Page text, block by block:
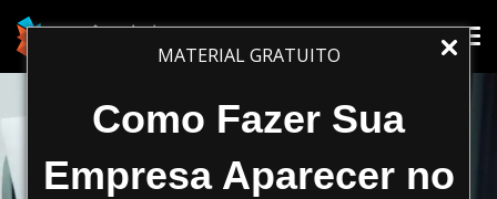
MATERIAL GRATUITO
Como Fazer Sua
Empresa Aparecer no